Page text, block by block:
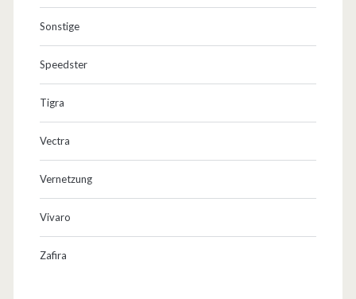
Sonstige
Speedster
Tigra
Vectra
Vernetzung
Vivaro
Zafira